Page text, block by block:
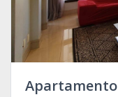
Apartamento